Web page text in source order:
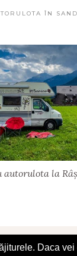
ÎN
autorulota la
Daca